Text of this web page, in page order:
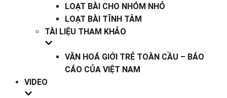
LOẠT BÀI CHO NHÓM NHỎ
LOẠT BÀI TĨNH TÂM
TÀI LIỆU THAM KHẢO
VĂN HOÁ GIỚI TRẺ TOÀN CẦU – BÁO
CÁO CỦA VIỆT NAM
VIDEO